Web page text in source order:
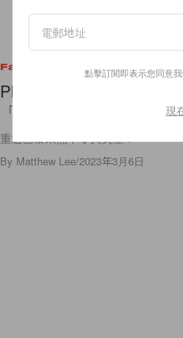
Fashion
PFW：Alexander
「解剖學」重新定義力量
重返巴黎果然不令人失望！
By Matthew Lee/2023年3月6日
點擊訂閱即表示您同意
現